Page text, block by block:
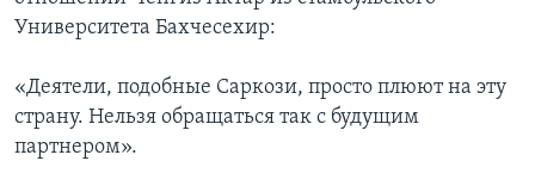
Университета Бахчесехир:
«Деятели, подобные Саркози, просто плюют на эту
страну. Нельзя обращаться так с будущим
партнером».